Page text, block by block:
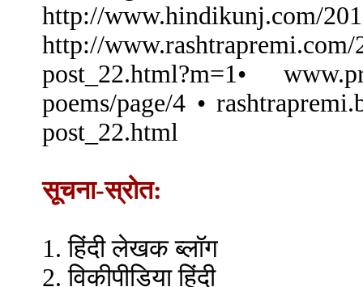
http://www.hindikunj.com/
http://
post_22.html?m=1•
poems/page/4 •
post_22.html
सूचना-स्रोत:
1. हिंदी लेखक ब्लॉग
2. विकीपीडिया हिंदी